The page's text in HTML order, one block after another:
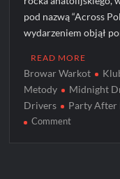
pod nazwą “Across
wydarzeniem objął
READ MORE
Browar Warkot
Metody
Midnight
Drivers
Party
Commenton